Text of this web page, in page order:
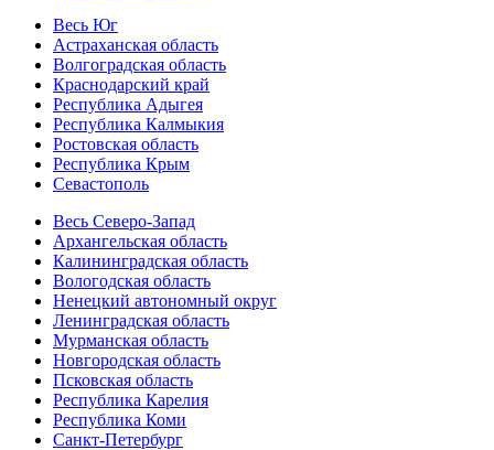
Весь Юг
Астраханская область
Волгоградская область
Краснодарский край
Республика Адыгея
Республика Калмыкия
Ростовская область
Республика Крым
Севастополь
Весь Северо-Запад
Архангельская область
Калининградская область
Вологодская область
Ненецкий автономный округ
Ленинградская область
Мурманская область
Новгородская область
Псковская область
Республика Карелия
Республика Коми
Санкт-Петербург